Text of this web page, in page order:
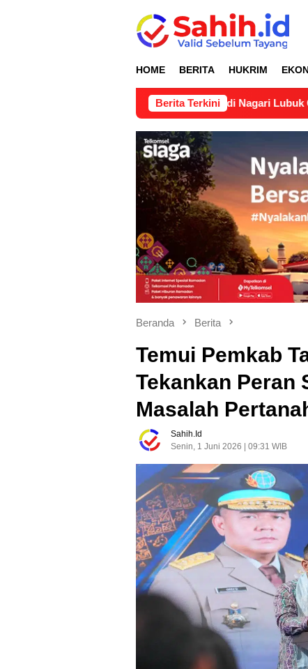
HOME BERITA HUKRIM
Berita Terkini
Teknis Pertanahan di Nagari Lubuk Gadang
Beranda Berita
Temui Pemkab
Tekankan Peran
Masalah
Sahih.id
Senin, 1 Juni 2026 | 09:31 WIB